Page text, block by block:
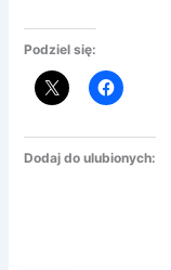
Podziel się:
Dodaj do ulubionych: